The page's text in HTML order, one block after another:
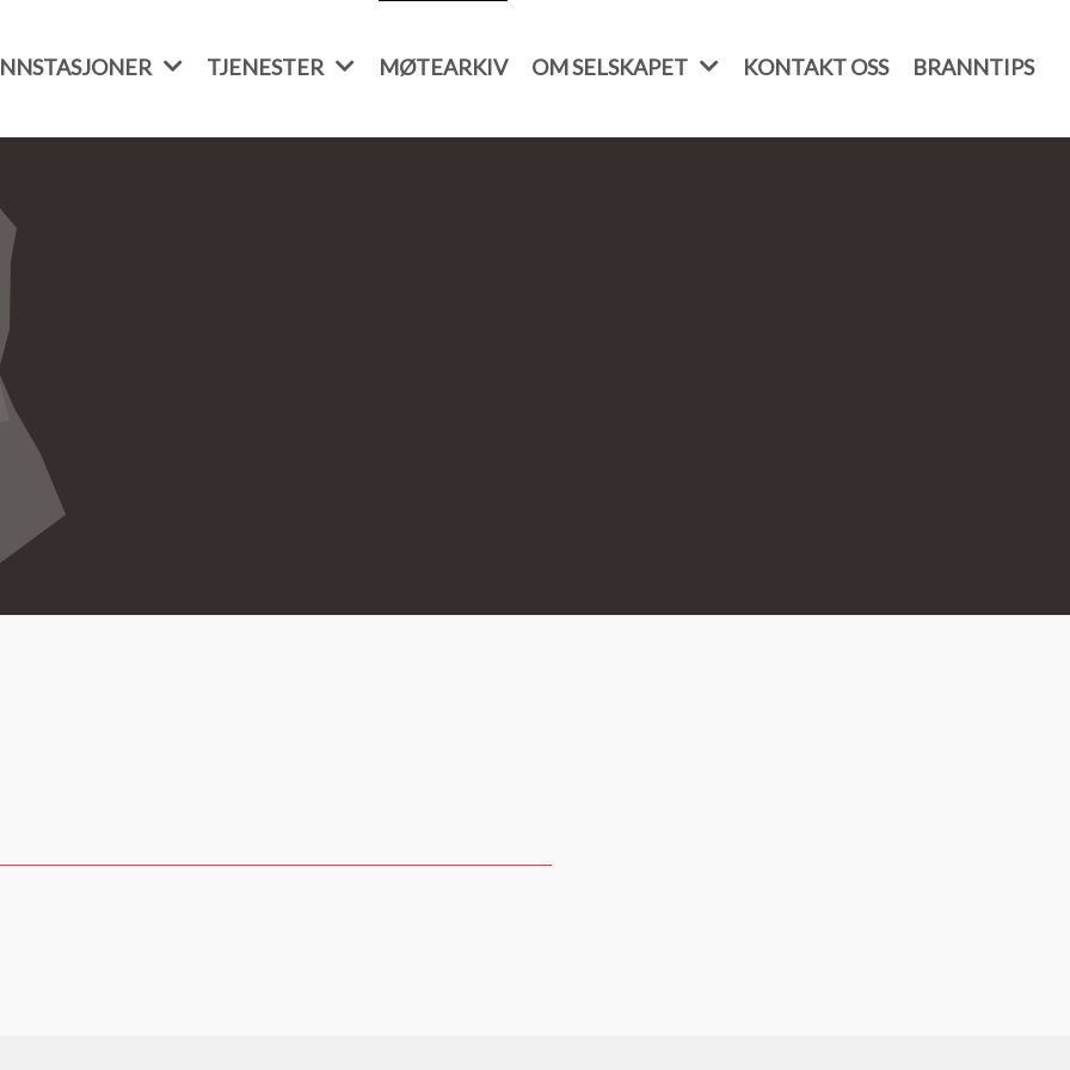
TJENESTER MØTEARKIV OM SELSKAPET KONTAKT OSS BRANNTIPS